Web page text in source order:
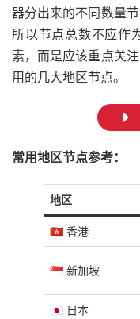
器分出来的不同数量
所以节点总数不应作
素，而是应该重点关
用的几大地区节点。
常用地区节点参考：
地区
🇭🇰 香港
🇸🇬 新加坡
🇯🇵 日本